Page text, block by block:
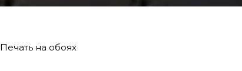
Печать на обоях